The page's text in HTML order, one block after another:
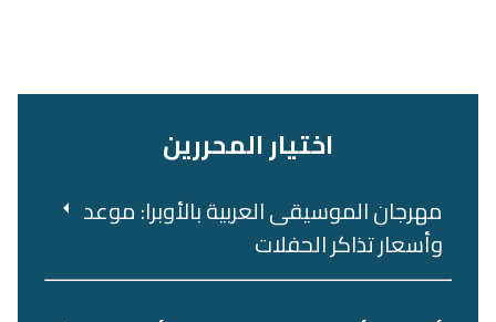
اختيار المحررين
مهرجان الموسيقى العربية بالأوبرا: موعد
وأسعار تذاكر الحفلات